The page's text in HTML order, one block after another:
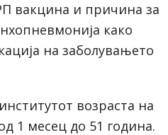
вакцина и причина за
како
на заболувањето
возраста на
1 месец до 51 година.